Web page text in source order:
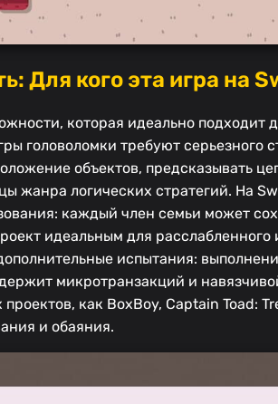
Для кого эта игра на
которая идеально подходит
головоломки требуют серьезного
объектов, предсказывать
жанра логических стратегий. На
каждый член семьи может
идеальным для расслабленного
испытания:
микротранзакций и
как BoxBoy, Captain Toad:
и обаяния.